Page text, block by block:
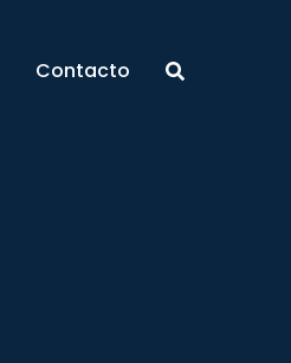
Contacto